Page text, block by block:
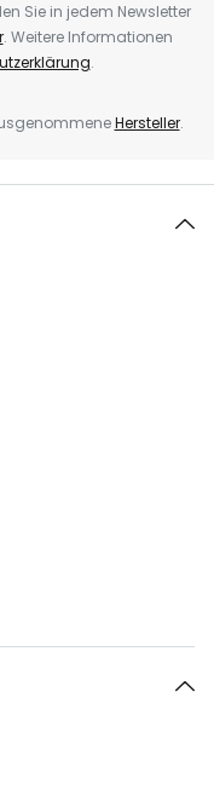
Sie in jedem Newsletter
. Weitere Informationen
.
Hersteller.